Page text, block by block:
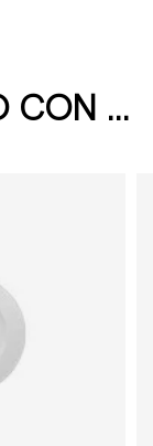
CON ...